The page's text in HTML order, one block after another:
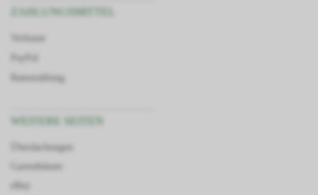
ZAHLUNGSMITTEL
Vorkasse
PayPal
Ratenzahlung
WEITERE SEITEN
Überdachungen
Gartenhäuser
eBay